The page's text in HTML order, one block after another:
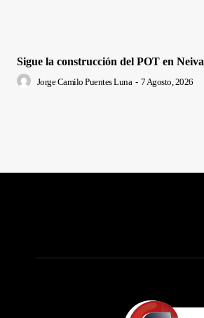
Sigue la construcción del POT en Neiva
Jorge Camilo Puentes Luna - 7 Agosto, 2026